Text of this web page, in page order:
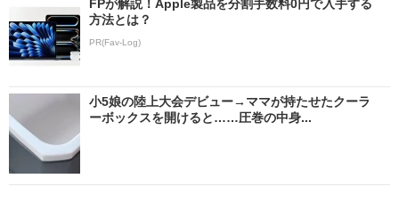
FPが解説！Apple製品を分割手数料0円で入手する
方法とは？
PR(Fav-Log)
小5娘の陸上大会デビュー→ママが持たせたクーラ
ーボックスを開けると……圧巻の中身...